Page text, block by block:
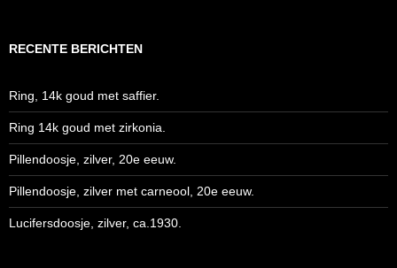
RECENTE BERICHTEN
Ring, 14k goud met saffier.
Ring 14k goud met zirkonia.
Pillendoosje, zilver, 20e eeuw.
Pillendoosje, zilver met carneool, 20e eeuw.
Lucifersdoosje, zilver, ca.1930.